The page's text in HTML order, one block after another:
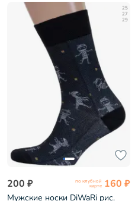
25
27
29
200 ₽ по клубной
карте 160 ₽
Мужские носки DiWaRi рис.